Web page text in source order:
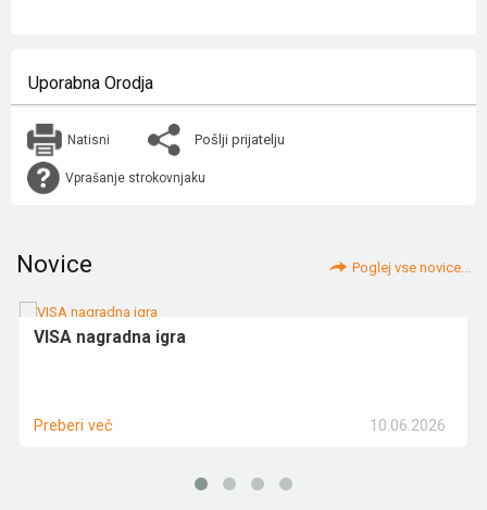
Uporabna Orodja
Natisni Pošlji prijatelju
Vprašanje strokovnjaku
Novice Poglej vse novice...
VISA nagradna igra
10.06.2026
Preberi več